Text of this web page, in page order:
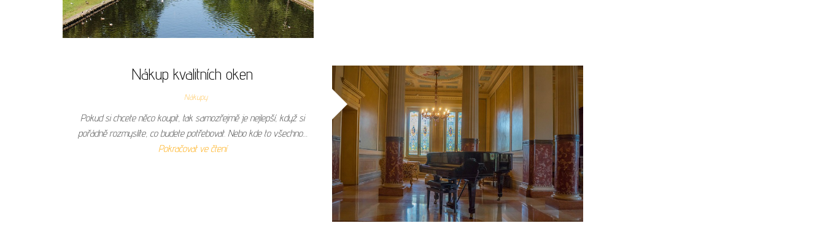
Nákup kvalitních oken
Nákupy
Pokud si chcete něco koupit, tak samozřejmě je nejlepší, když si
pořádně rozmyslíte, co budete potřebovat. Nebo kde to všechno…
Pokračovat ve čtení